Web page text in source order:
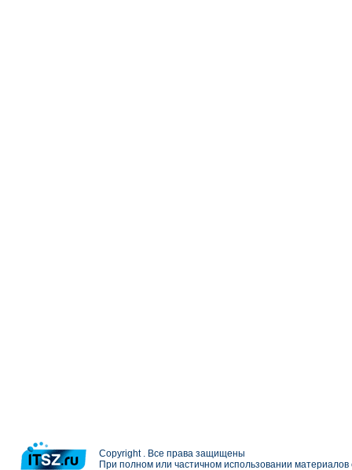
Copyright . Все права защищены
При полном или частичном использовании